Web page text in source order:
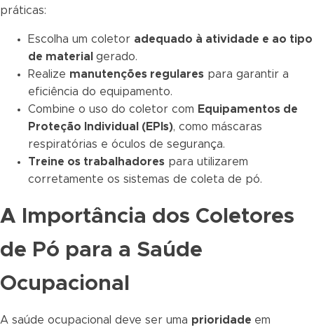
práticas:
Escolha um coletor adequado à atividade e ao tipo
de material gerado.
Realize manutenções regulares para garantir a
eficiência do equipamento.
Combine o uso do coletor com Equipamentos de
Proteção Individual (EPIs), como máscaras
respiratórias e óculos de segurança.
Treine os trabalhadores para utilizarem
corretamente os sistemas de coleta de pó.
A Importância dos Coletores
de Pó para a Saúde
Ocupacional
A saúde ocupacional deve ser uma prioridade em